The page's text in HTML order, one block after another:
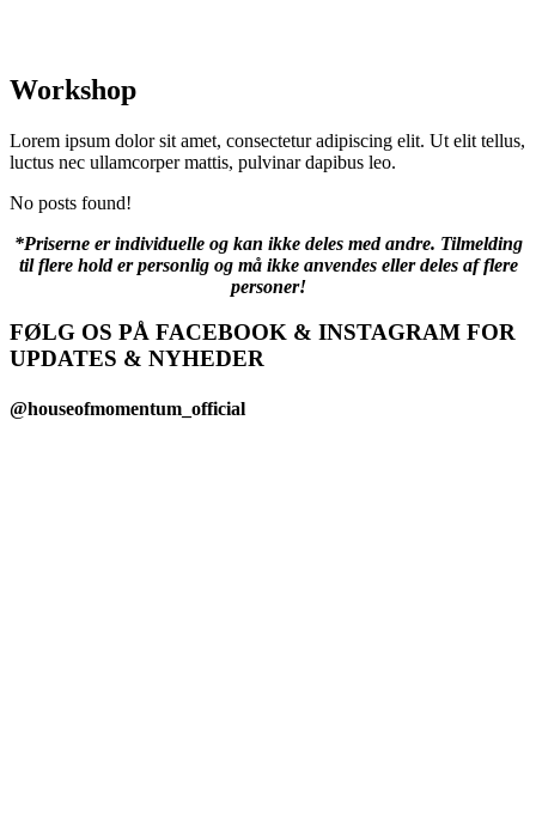
Workshop
Lorem ipsum dolor sit amet, consectetur adipiscing elit. Ut elit tellus,
luctus nec ullamcorper mattis, pulvinar dapibus leo.
No posts found!
*Priserne er individuelle og kan ikke deles med andre. Tilmelding
til flere hold er personlig og må ikke anvendes eller deles af flere
personer!
FØLG OS PÅ FACEBOOK & INSTAGRAM FOR
UPDATES & NYHEDER
@houseofmomentum_official